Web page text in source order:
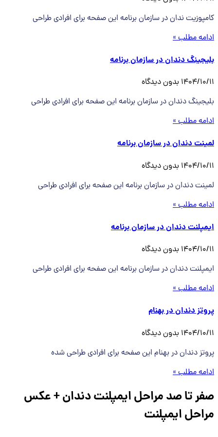
کامپوزیت ندان در سازمان برنامه این صفحه برای افرادی طراحی
ادامه مطلب »
بلیجینگ دندان در سازمان برنامه
1404/10/11 بدون دیدگاه
بلیجینگ دندان در سازمان برنامه این صفحه برای افرادی طراحی
ادامه مطلب »
لمینت دندان در سازمان برنامه
1404/10/11 بدون دیدگاه
لمینت دندان در سازمان برنامه این صفحه برای افرادی طراحی
ادامه مطلب »
ایمپلنت دندان در سازمان برنامه
1404/10/11 بدون دیدگاه
ایمپلنت دندان در سازمان برنامه این صفحه برای افرادی طراحی
ادامه مطلب »
پروتز دندان در بهنام
1404/10/11 بدون دیدگاه
پروتز دندان در بهنام این صفحه برای افرادی طراحی شده
ادامه مطلب »
صفر تا صد مراحل ایمپلنت دندان + عکس
مراحل ایمپلنت